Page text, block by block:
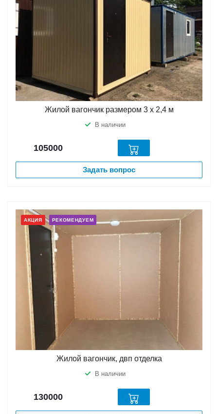
Жилой вагончик размером 3 х 2,4 м
В наличии
105000
Задать вопрос
АКЦИЯ РЕКОМЕНДУЕМ
Жилой вагончик, двп отделка
В наличии
130000